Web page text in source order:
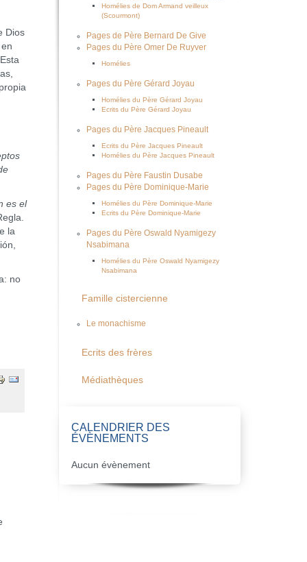
Dios
es el
la
no
Homélies de Dom Armand veilleux
(Scourmont)
Pages de Père Bernard De Give
Pages du Père Omer De Ruyver
Homélies
Pages du Père Gérard Joyau
Homélies du Père Gérard Joyau
Ecrits du Père Gérard Joyau
Pages du Père Jacques Pineault
Ecrits du Père Jacques Pineault
Homélies du Père Jacques Pineault
Pages du Père Faustin Dusabe
Pages du Père Dominique-Marie
Homélies du Père Dominique-Marie
Ecrits du Père Dominique-Marie
Pages du Père Oswald Nyamigezy
Nsabimana
Homélies du Père Oswald Nyamigezy
Nsabimana
Famille cistercienne
Le monachisme
Ecrits des frères
Médiathèques
CALENDRIER DES
ÉVÈNEMENTS
Aucun évènement